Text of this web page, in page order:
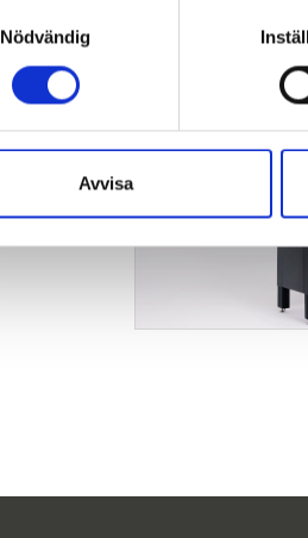
Nödvändig
Avvisa